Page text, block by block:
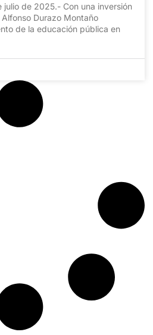
julio de 2025.- Con una inversión
Durazo Montaño
de la educación pública en